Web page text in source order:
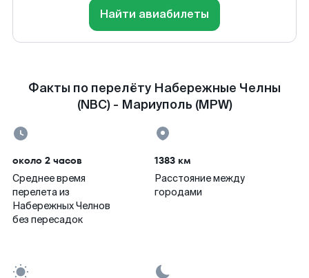
Найти авиабилеты
Факты по перелёту Набережные Челны
(NBC) - Мариуполь (MPW)
около 2 часов
Среднее время
перелета из
Набережных Челнов
без пересадок
1383 км
Расстояние между
городами